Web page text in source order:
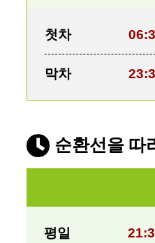
첫차
막차
순환선을 따
평일